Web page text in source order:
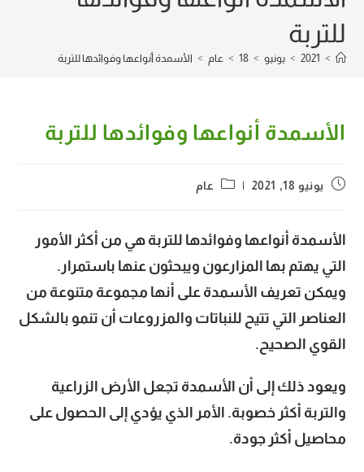
للتربة
>
2021
> يونيو >
18
> عام > الأسمدة أنواعها وفوائدها للتربة
الأسمدة أنواعها وفوائدها للتربة
Postيونيو 18, 2021
Postعام
الأسمدة أنواعها وفوائدها للتربة هي من أكثر الأمور
التي يهتم بها المزارعون ويبحثون عنها باستمرار.
ويمكن تعريف الأسمدة على أنها مجموعة متنوعة من
العناصر التي تتيح للنباتات والمزروعات أن تنمو بالشكل
القوي الصحيح.
ويعود ذلك إلى أن الأسمدة تجعل الأرض الزراعية
والتربة أكثر خصوبة. الأمر الذي يؤدي إلى الحصول على
محاصيل أكثر جودة.